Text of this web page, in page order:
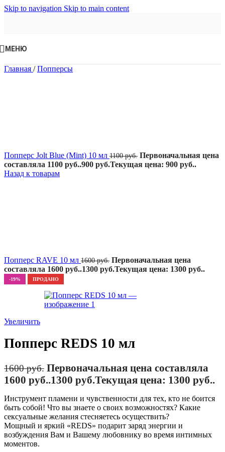
Skip to navigation Skip to main content
МЕНЮ
Главная / Попперсы
Попперс Jolt Blue (Mint) 10 мл 1100руб. Первоначальная цена
составляла 1100 руб..900 руб.Текущая цена: 900 руб..
Назад к товарам
Попперс RAVE 10 мл 1600руб. Первоначальная цена
составляла 1600 руб..1300 руб.Текущая цена: 1300 руб..
-19% ПРОДАНО
Увеличить
Попперс REDS 10 мл
1600руб. Первоначальная цена составляла
1600 руб..1300 руб.Текущая цена: 1300 руб..
Инструмент пламени и чувственности для тех, кто не боится
быть собой! Что вы знаете о своих возможностях? Какие
сексуальные желания стесняетесь осуществить?
Мощный и яркий «REDS» подарит заряд энергии и
возбуждения Вам и Вашему любовнику во время интимных
моментов.